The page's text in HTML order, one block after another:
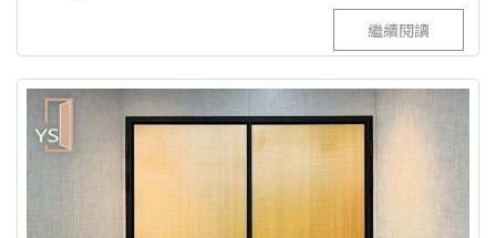
繼續閱讀